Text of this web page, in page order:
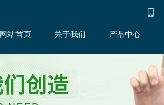
网站首页 关于我们 产品中心